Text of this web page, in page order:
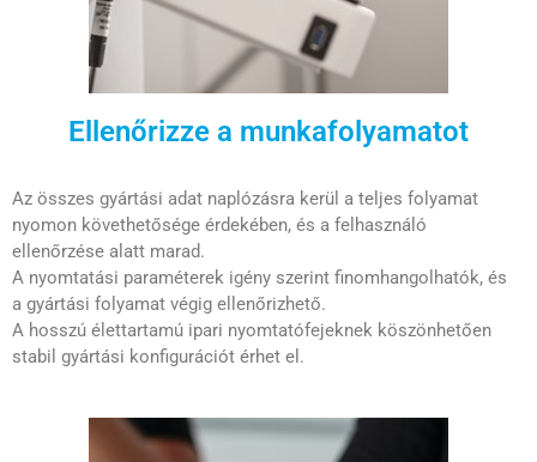
Ellenőrizze a munkafolyamatot
Az összes gyártási adat naplózásra kerül a teljes folyamat
nyomon követhetősége érdekében, és a felhasználó
ellenőrzése alatt marad.
A nyomtatási paraméterek igény szerint finomhangolhatók, és
a gyártási folyamat végig ellenőrizhető.
A hosszú élettartamú ipari nyomtatófejeknek köszönhetően
stabil gyártási konfigurációt érhet el.